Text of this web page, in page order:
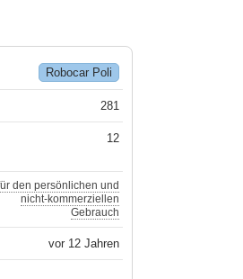
Robocar Poli
281
12
den persönlichen und
nicht-kommerziellen
Gebrauch
vor 12 Jahren